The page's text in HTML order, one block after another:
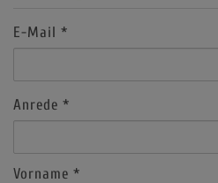
E-Mail
Anrede
Vorname